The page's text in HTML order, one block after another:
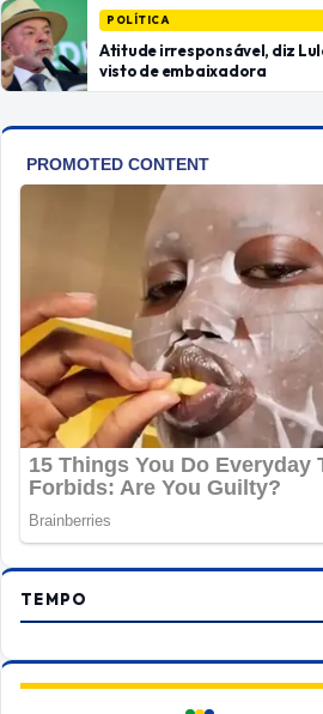
POLÍTICA
Atitude irresponsável, diz
visto de embaixadora
TEMPO